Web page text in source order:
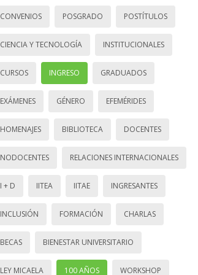
CONVENIOS POSGRADO POSTÍTULOS
CIENCIA Y TECNOLOGÍA INSTITUCIONALES
CURSOS INGRESO GRADUADOS
EXÁMENES GÉNERO EFEMÉRIDES
HOMENAJES BIBLIOTECA DOCENTES
NODOCENTES RELACIONES INTERNACIONALES
I + D IITEA IITAE INGRESANTES
INCLUSIÓN FORMACIÓN CHARLAS
BECAS BIENESTAR UNIVERSITARIO
LEY MICAELA 100 AÑOS WORKSHOP